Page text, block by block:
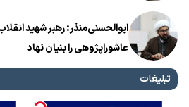
ابوالحسنی‌منذر: رهبر شهید
عاشوراپژوهی را بنیان نهاد
تبلیغات